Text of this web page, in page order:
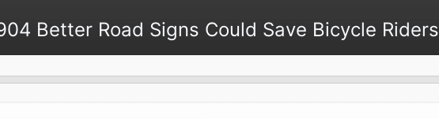
Better Road Signs Could Save Bicycle Riders